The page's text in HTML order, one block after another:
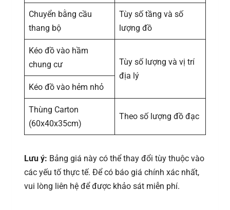
Chuyển bằng cầu
thang bộ
Tùy số tầng và số
lượng đồ
Kéo đồ vào hầm
chung cư
Tùy số lượng và vị trí
địa lý
Kéo đồ vào hẻm nhỏ
Thùng Carton
(60x40x35cm)
Theo số lượng đồ đạc
Lưu ý: Bảng giá này có thể thay đổi tùy thuộc vào
các yếu tố thực tế. Để có báo giá chính xác nhất,
vui lòng liên hệ để được khảo sát miễn phí.